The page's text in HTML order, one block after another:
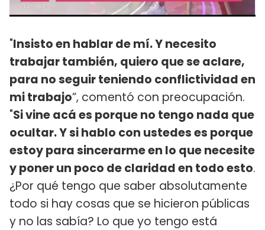
"Insisto en hablar de mí. Y necesito
trabajar también, quiero que se aclare,
para no seguir teniendo conflictividad en
mi trabajo”, comentó con preocupación.
"Si vine acá es porque no tengo nada que
ocultar. Y si hablo con ustedes es porque
estoy para sincerarme en lo que necesite
y poner un poco de claridad en todo esto.
¿Por qué tengo que saber absolutamente
todo si hay cosas que se hicieron públicas
y no las sabía? Lo que yo tengo está